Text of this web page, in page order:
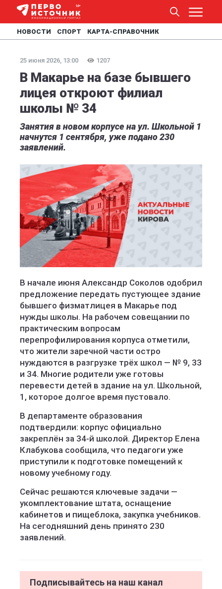
НОВОСТИ СПОРТ КАРТА-СПРАВОЧНИК
25 июня 2026, 13:00 1207
В Макарье на базе бывшего
лицея откроют филиал
школы № 34
Занятия в новом корпусе на ул. Школьной 1
начнутся 1 сентября, уже подано 230
заявлений.
В начале июня Александр Соколов одобрил
предложение передать пустующее здание
бывшего физматлицея в Макарье под
нужды школы. На рабочем совещании по
практическим вопросам
перепрофилирования корпуса отметили,
что жители заречной части остро
нуждаются в разгрузке трёх школ — № 9, 33
и 34. Многие родители уже готовы
перевести детей в здание на ул. Школьной,
1, которое долгое время пустовало.
В департаменте образования
подтвердили: корпус официально
закреплён за 34-й школой. Директор Елена
Клабукова сообщила, что педагоги уже
приступили к подготовке помещений к
новому учебному году.
Сейчас решаются ключевые задачи —
укомплектование штата, оснащение
кабинетов и пищеблока, закупка учебников.
На сегодняшний день принято 230
заявлений.
Подписывайтесь на наш канал